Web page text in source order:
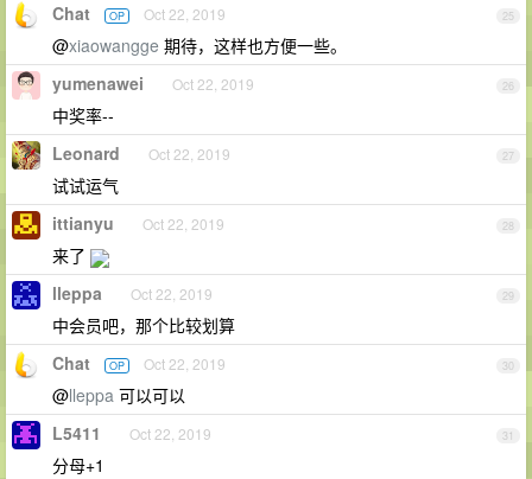
25
Chat OP Oct 22, 2019
@xiaowangge 期待，这样也方便一些。
26
yumenawei Oct 22, 2019
中奖率--
27
Leonard Oct 22, 2019
试试运气
28
ittianyu Oct 22, 2019
来了
29
lleppa Oct 22, 2019
中会员吧，那个比较划算
30
Chat OP Oct 22, 2019
@lleppa 可以可以
31
L5411 Oct 22, 2019
分母+1